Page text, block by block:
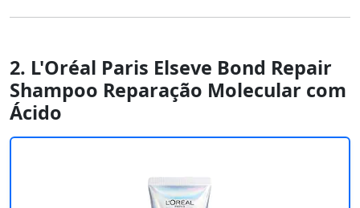
2. L'Oréal Paris Elseve Bond Repair
Shampoo Reparação Molecular com
Ácido